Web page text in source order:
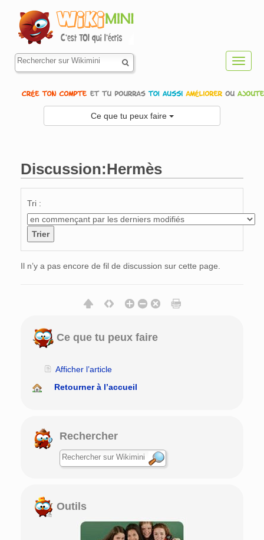
Ce que tu peux faire
Discussion:Hermès
Tri :
Il n’y a pas encore de fil de discussion sur cette page.
Ce que tu peux faire
Afficher l’article
Retourner à l’accueil
Rechercher
Outils